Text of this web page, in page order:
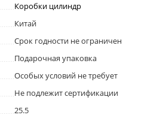
Коробки цилиндр
Китай
Срок годности не ограничен
Подарочная упаковка
Особых условий не требует
Не подлежит сертификации
25.5